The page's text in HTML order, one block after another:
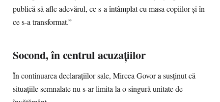
publică să afle adevărul, ce s-a întâmplat cu masa copiilor și în
ce s-a transformat.”
Socond, în centrul acuzațiilor
În continuarea declarațiilor sale, Mircea Govor a susținut că
situațiile semnalate nu s-ar limita la o singură unitate de